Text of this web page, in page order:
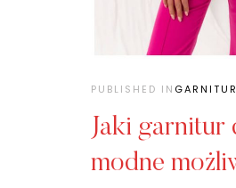
PUBLISHED IN
Jaki garnitur
modne